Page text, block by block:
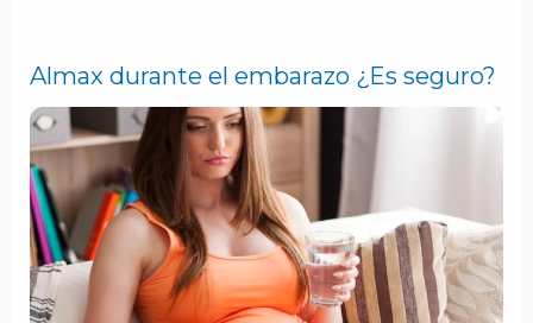
Almax durante el embarazo ¿Es seguro?